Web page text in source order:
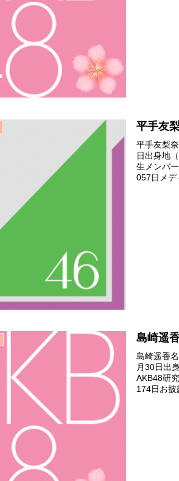
平手友
平手友梨
日出身地
生メンバ
057日メデ
島崎遥
島崎遥香
月30日出
AKB48研
174日お